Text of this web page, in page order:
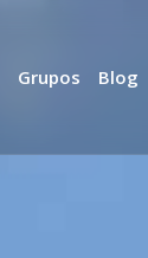
Grupos Blog